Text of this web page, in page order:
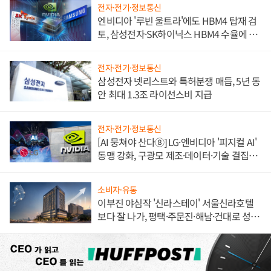
전자·전기·정보통신
엔비디아 '루빈 울트라'에도 HBM4 탑재 검
토, 삼성전자·SK하이닉스 HBM4 수율에 주
전자·전기·정보통신
삼성전자 넷리스트와 특허분쟁 매듭, 5년 동
안 최대 1.3조 라이선스비 지급
전자·전기·정보통신
[AI 뭉쳐야 산다⑧] LG·엔비디아 '피지컬 AI'
동맹 강화, 구광모 제조·데이터·기술 결집
소비자·유통
이부진 야심작 '신라스테이' 서울신라호텔
보다 잘 나가, 평택·주문진·해남·건대로 성